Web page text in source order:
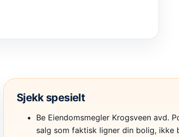
Sjekk spesielt
Be Eiendomsmegler Krogsveen avd.
salg som faktisk ligner din bolig, ikke